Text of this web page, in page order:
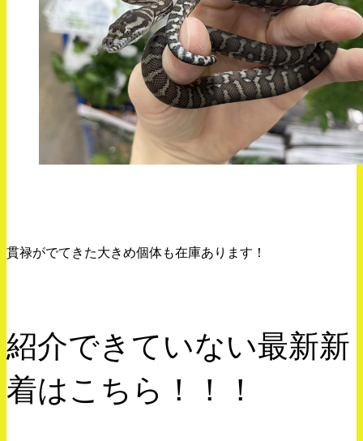
貫禄がでてきた大きめ個体も在庫あります！
紹介できていない最新新
着はこちら！！！